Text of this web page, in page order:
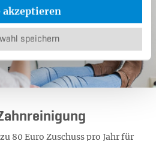
akzeptieren
speichern
80 Euro Zuschuss pro Jahr für